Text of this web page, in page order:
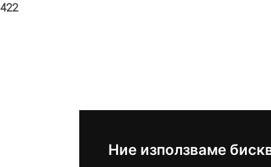
Ние използваме
422